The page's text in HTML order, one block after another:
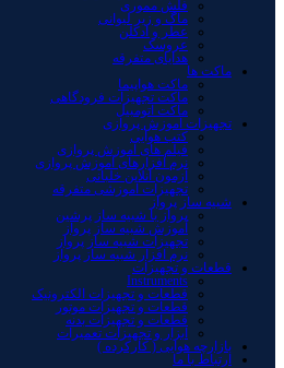
فلش مموری
ماگ و زیر لیوانی
عطر و ادکلن
عروسک
هدایای متفرقه
ماکت ها
ماکت هواپیما
ماکت تجهیزات فرودگاهی
ماکت اتومبیل
تجهیزات آموزش پروازی
کتب هوایی
فیلم های آموزش پروازی
نرم افزارهای آموزش پروازی
آزمون آنلاین خلبانی
تجهیزات آموزشی متفرقه
شبیه ساز پرواز
پرواز با شبیه ساز پرشین
آموزش شبیه ساز پرواز
تجهیزات شبیه ساز پرواز
نرم افزار شبیه ساز پرواز
قطعات و تجهیزات
Instruments
قطعات و تجهیزات الکترونیک
قطعات و تجهیزات موتور
قطعات و تجهیزات بدنه
ابزار و تجهیزات تعمیرات
بازارچه هوایی ( کارکرده )
ارتباط با ما